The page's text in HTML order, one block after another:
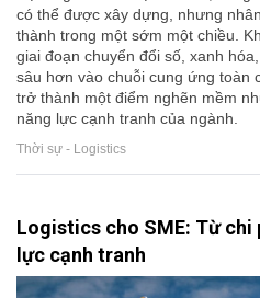
có thể được xây dựng, nhưng
thành trong một sớm một chiều.
giai đoạn chuyển đổi số, xanh
sâu hơn vào chuỗi cung ứng toàn
trở thành một điểm nghẽn mềm
năng lực cạnh tranh của ngành.
Thời sự - Logistics
Logistics cho SME: Từ chi
lực cạnh tranh